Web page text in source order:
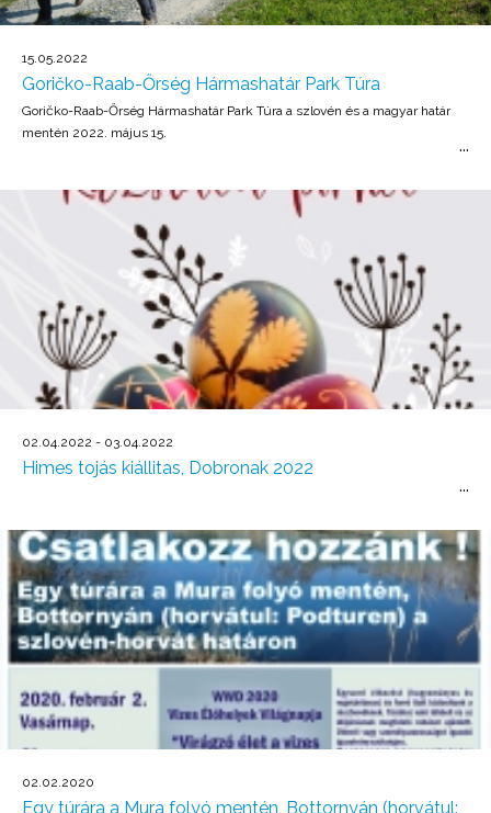
15.05.2022
Goričko-Raab-Őrség Hármashatár Park Túra
Goričko-Raab-Őrség Hármashatár Park Túra a szlovén és a magyar határ
mentén 2022. május 15.
02.04.2022 - 03.04.2022
Himes tojás kiállitas, Dobronak 2022
02.02.2020
Egy túrára a Mura folyó mentén, Bottornyán (horvátul: